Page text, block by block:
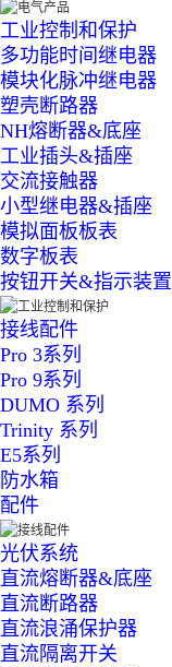
工业控制和保护
多功能时间继电器
模块化脉冲继电器
塑壳断路器
NH熔断器&底座
工业插头&插座
交流接触器
小型继电器&插座
模拟面板板表
数字板表
按钮开关&指示装置
接线配件
Pro 3系列
Pro 9系列
DUMO 系列
Trinity 系列
E5系列
防水箱
配件
光伏系统
直流熔断器&底座
直流断路器
直流浪涌保护器
直流隔离开关